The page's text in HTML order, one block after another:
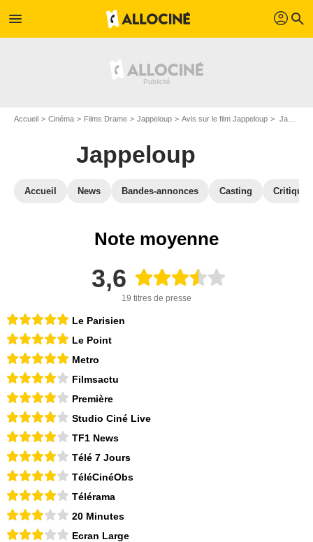
menu profil search
Accueil Cinéma Films Drame Jappeloup Avis sur le film Jappeloup Jappeloup : Critique presse
Jappeloup
Accueil News Bandes-annonces Casting
Note moyenne
3,6
19 titres de presse
Le Parisien
Le Point
Metro
Filmsactu
Première
Studio Ciné Live
TF1 News
Télé 7 Jours
TéléCinéObs
Télérama
20 Minutes
Ecran Large